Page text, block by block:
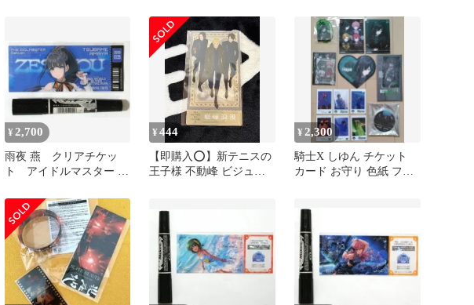
¥ 2,700
雨夜 燕 クリアチケッ
ト アイドルマスター 20
¥444
【即購入⭕️】新テニスの
王子様 不動峰 ビジュア
¥ 2,300
騎士X しゆん チケット
カード お守り 色紙 フォ